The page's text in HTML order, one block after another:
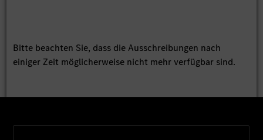
Bitte beachten Sie, dass die Ausschreibungen nach
einiger Zeit möglicherweise nicht mehr verfügbar sind.